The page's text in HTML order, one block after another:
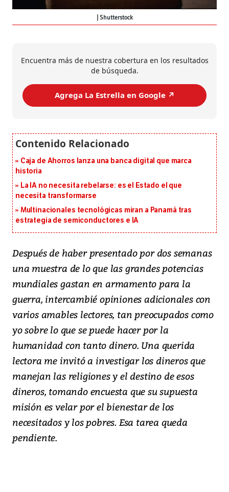
Shutterstock
Encuentra más de nuestra cobertura en los resultados
de búsqueda.
Agrega La Estrella en Google ↗️
Caja de Ahorros lanza una banca digital que marca
historia
La IA no necesita rebelarse: es el Estado el que
necesita transformarse
Multinacionales tecnológicas miran a Panamá tras
estrategia de semiconductores e IA
Después de haber presentado por dos semanas
una muestra de lo que las grandes potencias
mundiales gastan en armamento para la
guerra, intercambié opiniones adicionales con
varios amables lectores, tan preocupados como
yo sobre lo que se puede hacer por la
humanidad con tanto dinero. Una querida
lectora me invitó a investigar los dineros que
manejan las religiones y el destino de esos
dineros, tomando encuesta que su supuesta
misión es velar por el bienestar de los
necesitados y los pobres. Esa tarea queda
pendiente.